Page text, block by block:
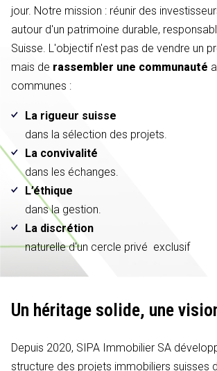
jour. Notre mission : réunir des
autour d'un patrimoine durable,
Suisse. L'objectif n'est pas de vendre un
mais de rassembler une communauté
communes :
La rigueur suisse
dans la sélection des projets.
La convivalité
dans les échanges.
L’éthique
dans la gestion.
La discrétion
naturelle d'un cercle privé exclusif
Un héritage solide, une
Depuis 2020, SIPA Immobilier SA
structure des projets immobiliers suisses